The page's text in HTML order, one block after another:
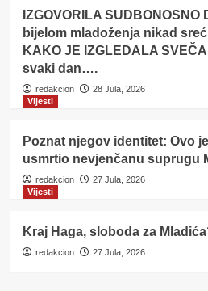
IZGOVORILA
bijelom mladoženja nikad
KAKO JE IZGLEDALA
svaki dan….
redakcion
28 Jula, 2026
Vijesti
Poznat njegov identitet: Ovo
usmrtio nevjenčanu suprugu
redakcion
27 Jula, 2026
Vijesti
Kraj Haga, sloboda za
redakcion 27 Jula, 2026